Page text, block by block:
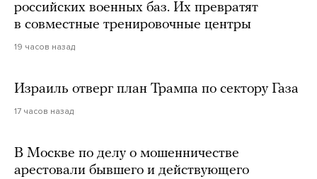
российских военных баз. Их превратят
в совместные тренировочные центры
19 часов назад
Израиль отверг план Трампа по сектору Газа
17 часов назад
В Москве по делу о мошенничестве
арестовали бывшего и действующего